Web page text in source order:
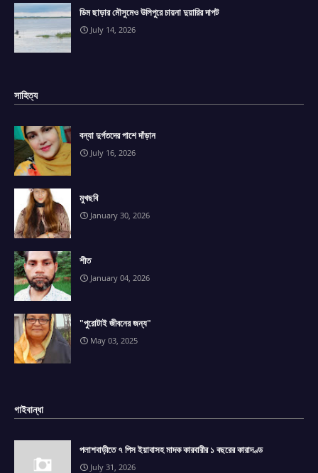
ডিম ছাড়ার মৌসুমেও উলিপুরে চায়না দুয়ারির দাপট
July 14, 2026
সাহিত্য
বন্যা দুর্গতদের পাশে দাঁড়ান
July 16, 2026
মুখছবি
January 30, 2026
শীত
January 04, 2026
"পুরোটাই জীবনের জন্য"
May 03, 2025
গাইবান্ধা
পলাশবাড়ীতে ৭ পিস ইয়াবাসহ মাদক কারবারীর ১ বছরের কারাদণ্ড
July 31, 2026